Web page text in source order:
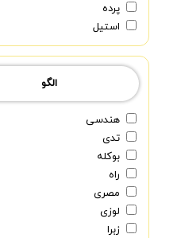
پرده
استیل
الگو
هندسی
تدی
بوکله
راه
مصری
لوزی
زبرا